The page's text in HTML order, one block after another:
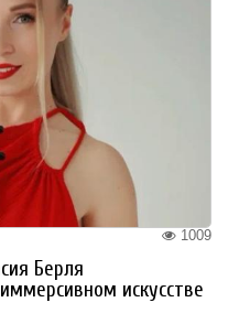
1009
Берля
искусстве